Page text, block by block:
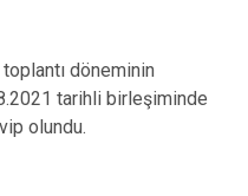
döneminin
tarihli birleşiminde
olundu.